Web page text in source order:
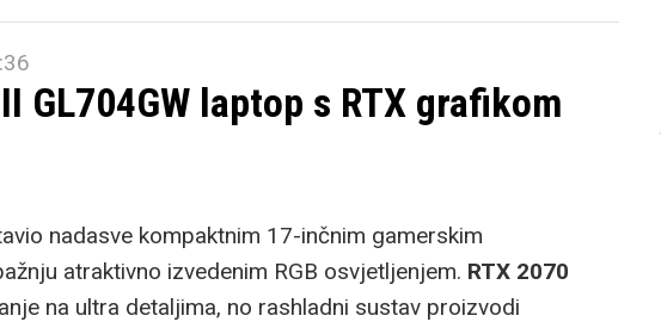
GL704GW laptop s RTX grafikom
nadasve kompaktnim 17-inčnim gamerskim
atraktivno izvedenim RGB osvjetljenjem. RTX 2070
na ultra detaljima, no rashladni sustav proizvodi